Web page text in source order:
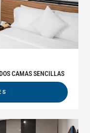
CAMAS SENCILLAS